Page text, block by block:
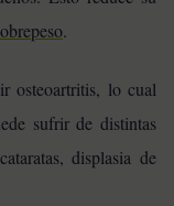
.
osteoartritis, lo cual
sufrir de distintas
displasia de